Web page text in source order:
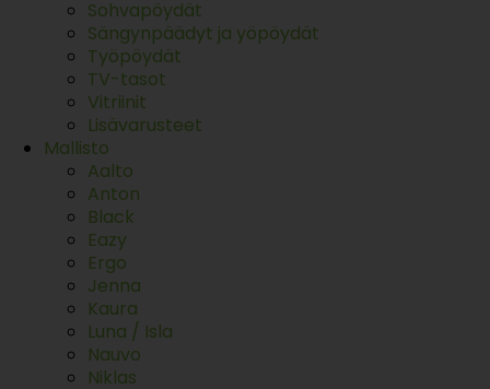
Sohvapöydät
Sängynpäädyt ja yöpöydät
Työpöydät
TV-tasot
Vitriinit
Lisävarusteet
Mallisto
Aalto
Anton
Black
Eazy
Ergo
Jenna
Kaura
Luna / Isla
Nauvo
Niklas